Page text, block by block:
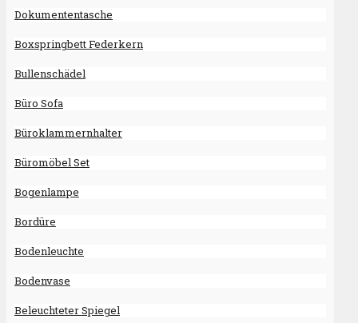
Dokumententasche
Boxspringbett Federkern
Bullenschädel
Büro Sofa
Büroklammernhalter
Büromöbel Set
Bogenlampe
Bordüre
Bodenleuchte
Bodenvase
Beleuchteter Spiegel